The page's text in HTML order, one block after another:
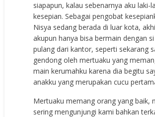
siapapun, kalau sebenarnya aku laki-
kesepian. Sebagai pengobat
Nisya sedang berada di luar kota,
akupun hanya bisa bermain dengan
pulang dari kantor, seperti sekarang
gendong oleh mertuaku yang
main kerumahku karena dia begitu
anakku yang merupakan cucu
Mertuaku memang orang yang baik,
sering mengunjungi kami bahkan